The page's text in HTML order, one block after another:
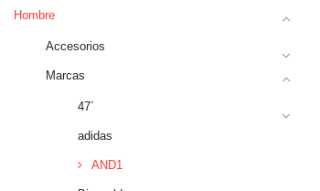
Hombre
Accesorios
Marcas
47´
adidas
AND1